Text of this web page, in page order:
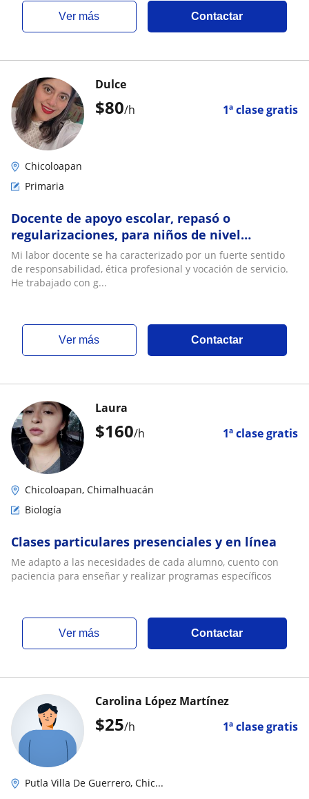
ver más Contactar
$80/h 1ª clase gratis
Dulce
Chicoloapan
Primaria
Docente de apoyo escolar, repasó o
regularizaciones, para niños de nivel
primaria
Mi labor docente se ha caracterizado por un fuerte sentido
de responsabilidad, ética profesional y vocación de servicio.
He trabajado con g...
ver más Contactar
$160/h 1ª clase gratis
Laura
Chicoloapan, Chimalhuacán
Biología
Clases particulares presenciales y en línea
Me adapto a las necesidades de cada alumno, cuento con
paciencia para enseñar y realizar programas específicos
ver más Contactar
$25/h 1ª clase gratis
Carolina López Martínez
Putla Villa De Guerrero, Chic...